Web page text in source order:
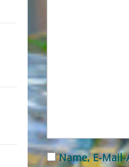
Name, E-